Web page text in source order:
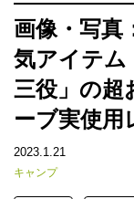
画像・写真
気アイテム
三役」の超
ーブ実使用
2023.1.21
キャンプ